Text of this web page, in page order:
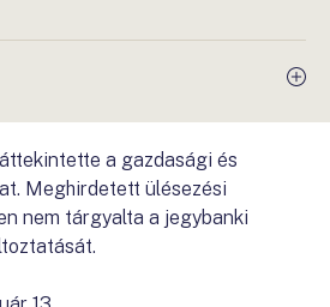
a gazdasági és
Meghirdetett ülésezési
nem tárgyalta a jegybanki